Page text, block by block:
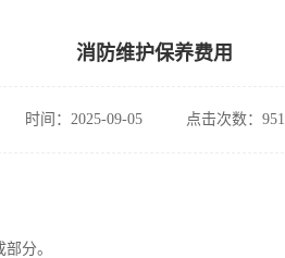
消防维护保养费用
时间：2025-09-05 点击次数：951
分。